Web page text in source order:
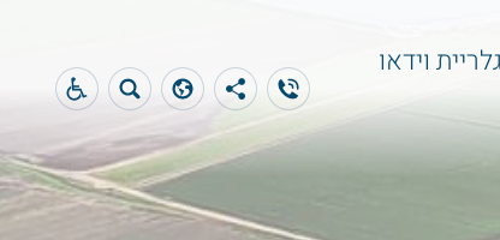
גלריית וידאו